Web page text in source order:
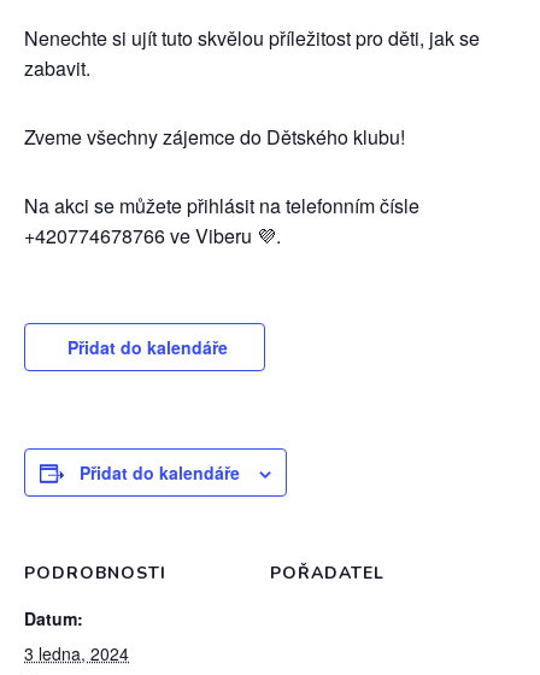
Nenechte si ujít tuto skvělou příležitost pro děti, jak se
zabavit.
Zveme všechny zájemce do Dětského klubu!
Na akci se můžete přihlásit na telefonním čísle
+420774678766 ve Viberu 💜.
Přidat do kalendáře
Přidat do kalendáře
PODROBNOSTI
Datum:
3 ledna, 2024
POŘADATEL